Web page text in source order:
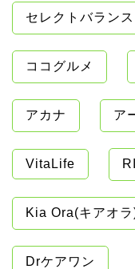
セレクトバランス
ココグルメ
アカナ ア
VitaLife
Kia Ora(キアオラ
Drケアワン